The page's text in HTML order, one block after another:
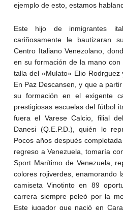
ejemplo de esto, estamos
Este hijo de inmigrantes
cariñosamente le bautizaran
Centro Italiano Venezolano,
en su formación de la mano
talla del «Mulato» Elio Rodrguez
En Paz Descansen, y que a
su formación en el exigente
prestigiosas escuelas del fútbol
fuera el Varese Calcio, filial
Danesi (Q.E.P.D.), quién lo
Pocos años después
regreso a Venezuela, tomaría
Sport Marítimo de Venezuela,
colores rojiverdes, enamorando
camiseta Vinotinto en 89
carrera siempre peleó por la
Este jugador que nació en